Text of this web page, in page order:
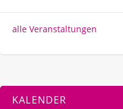
alle Veranstaltungen
KALENDER